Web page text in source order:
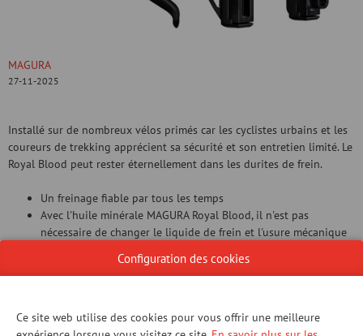
MAGURA
27-11-2025
Installé sur de nombreux vélos primés car les cyclistes urbains et les
coureurs de trekking apprécient sa sécurité et son entretien limité. Le
Royal Blood peut rester éternellement dans les durites de frein.
Un freinage fiable par tous les temps
Avec l'huile minérale MAGURA Royal Blood, il n'est pas
nécessaire de changer le liquide de frein et l'usure mécanique
Configuration des cookies
Ce site web utilise des cookies pour vous offrir une meilleure